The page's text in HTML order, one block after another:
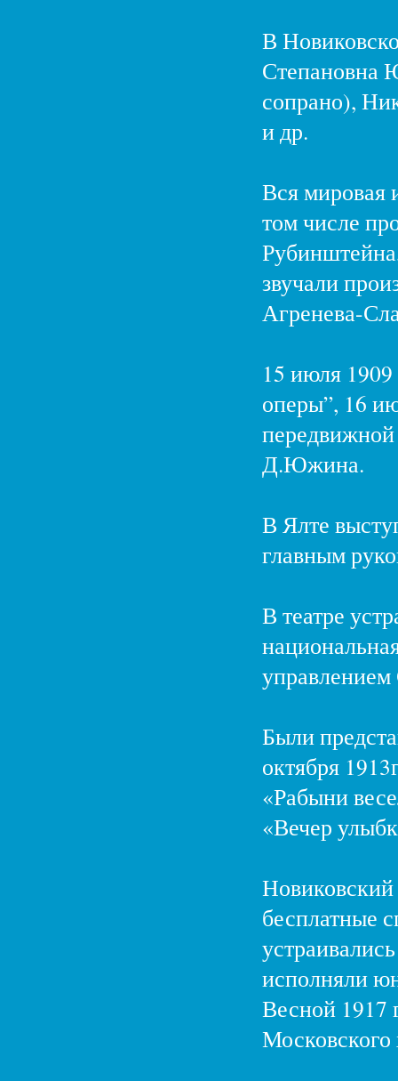
В
Степановна
сопрано),
и др.
Вся мировая
том числе
звучали
Агренева-
15 июля 1909
оперы”, 16
Д.Южина.
В Ялте
главным
В театре
управлением
Были
октября
«Рабыни
«Вечер
Новиковский
бесплатные
исполняли
Весной 1917
Московского